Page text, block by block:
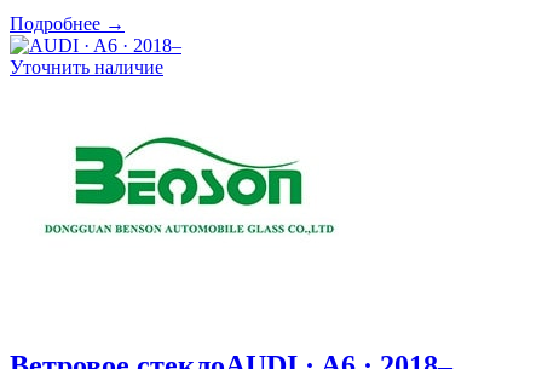
Подробнее →
Уточнить наличие